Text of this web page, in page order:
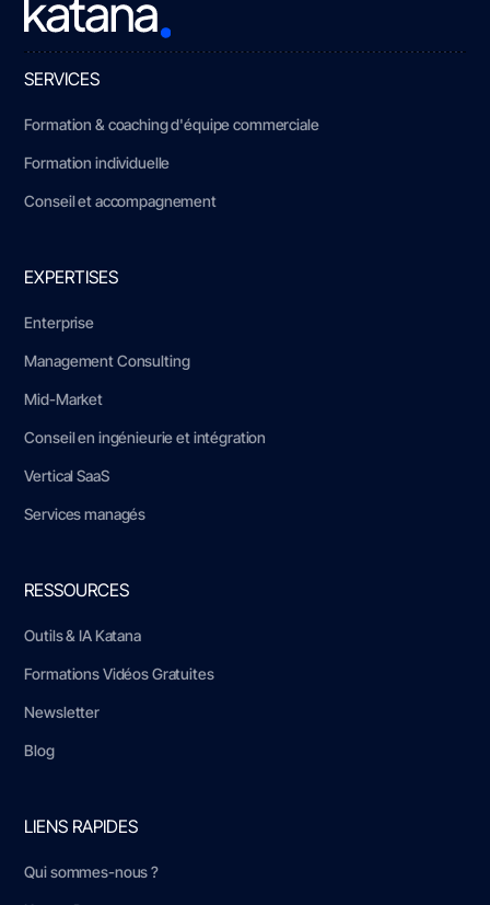
SERVICES
Formation & coaching d'équipe commerciale
Formation individuelle
Conseil et accompagnement
EXPERTISES
Enterprise
Management Consulting
Mid-Market
Conseil en ingénieurie et intégration
Vertical SaaS
Services managés
RESSOURCES
Outils & IA Katana
Formations Vidéos Gratuites
Newsletter
Blog
LIENS RAPIDES
Qui sommes-nous ?